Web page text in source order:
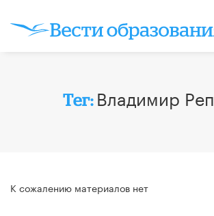
Тег: Владимир
К сожалению материалов нет